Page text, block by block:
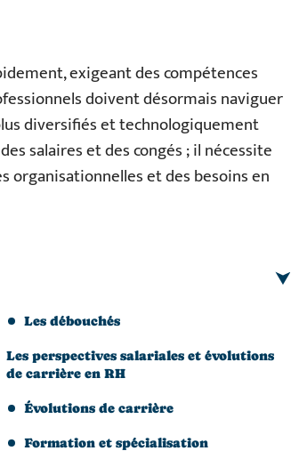
exigeant des compétences
doivent désormais naviguer
diversifiés et technologiquement
salaires et des congés ; il nécessite
organisationnelles et des besoins en
Les débouchés
Les perspectives salariales et évolutions
de carrière en RH
Évolutions de carrière
Formation et spécialisation